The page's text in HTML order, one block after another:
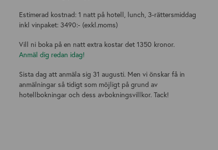
Estimerad kostnad: 1 natt på hotell, lunch, 3-rättersmiddag
inkl vinpaket: 3490:- (exkl.moms)
Vill ni boka på en natt extra kostar det 1350 kronor.
Anmäl dig redan idag!
Sista dag att anmäla sig 31 augusti. Men vi önskar få in
anmälningar så tidigt som möjligt på grund av
hotellbokningar och dess avbokningsvillkor. Tack!